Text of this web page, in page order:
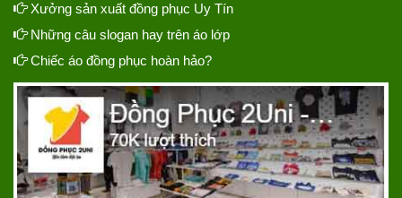
Xưởng sản xuất đồng phục Uy Tín
Những câu slogan hay trên áo lớp
Chiếc áo đồng phục hoàn hảo?